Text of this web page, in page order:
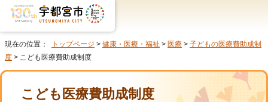
現在の位置： トップページ > 健康・医療・福祉 > 医療 > 子どもの医療費助成制
度 > こども医療費助成制度
こども医療費助成制度